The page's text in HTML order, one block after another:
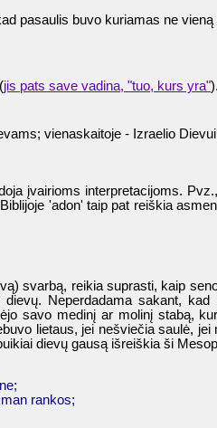
pasaulis buvo kuriamas ne
jis pats save vadina, "tuo, kurs yra"
vienaskaitoje - Izraelio
įvairioms interpretacijoms. Pvz.,
'adon' taip pat reiškia
svarbą, reikia suprasti, kaip
Neperdadama sakant,
savo medinį ar molinį stabą,
lietaus, jei nešviečia saulė,
dievų gausą išreiškia ši
rankos;